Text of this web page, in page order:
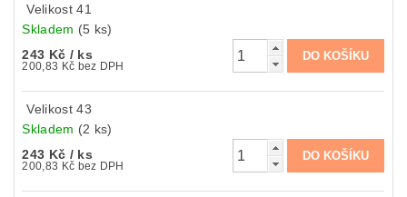
Velikost 41
Skladem (5 ks)
243 Kč / ks
200,83 Kč bez DPH
Velikost 43
Skladem (2 ks)
243 Kč / ks
200,83 Kč bez DPH